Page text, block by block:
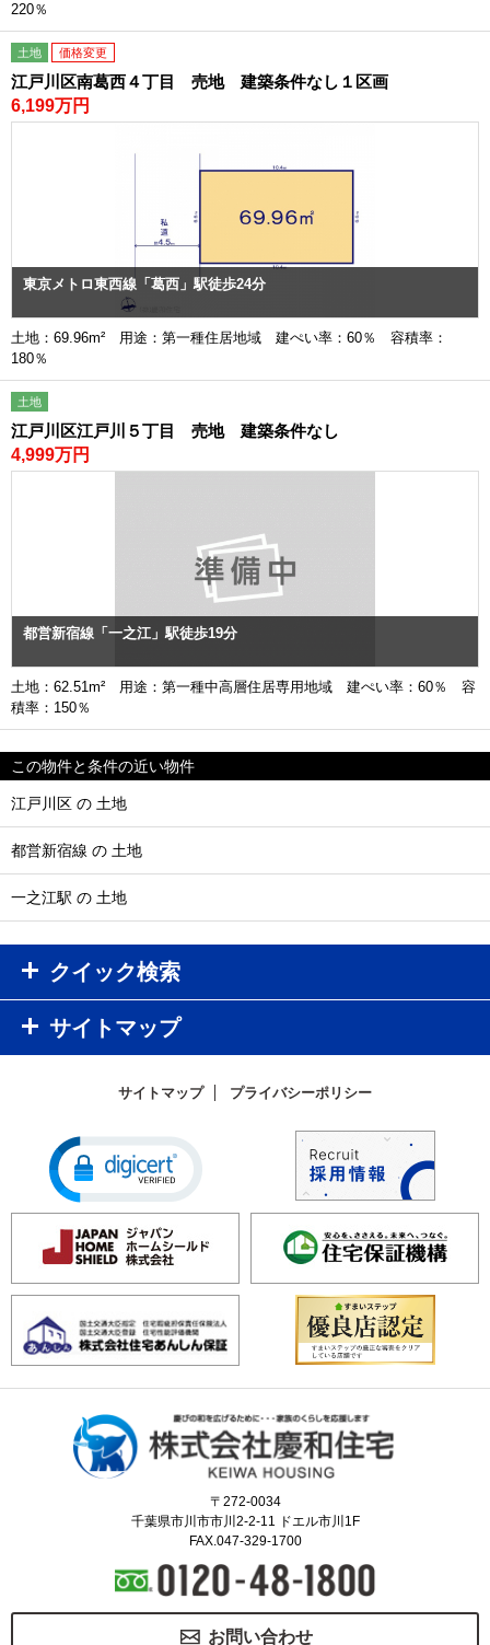
220％
土地 価格変更
江戸川区南葛西４丁目 売地 建築条件なし１区画
6,199万円
東京メトロ東西線「葛西」駅徒歩24分
土地：69.96m² 用途：第一種住居地域 建ぺい率：60％ 容積率：
180％
土地
江戸川区江戸川５丁目 売地 建築条件なし
4,999万円
都営新宿線「一之江」駅徒歩19分
土地：62.51m² 用途：第一種中高層住居専用地域 建ぺい率：60％ 容
積率：150％
この物件と条件の近い物件
江戸川区 の 土地
都営新宿線 の 土地
一之江駅 の 土地
クイック検索
サイトマップ
サイトマップ プライバシーポリシー
〒272-0034
千葉県市川市市川2-2-11 ドエル市川1F
FAX.047-329-1700
お問い合わせ